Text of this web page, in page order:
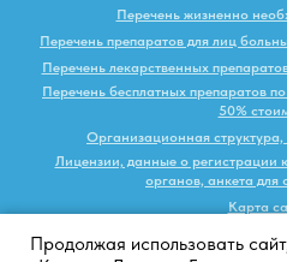
Продолжая использовать
Перечень жизненно
Перечень препаратов для лиц
Перечень лекарственных
Перечень бесплатных препаратов
50%
Организационная структура,
Лицензии, данные о регистрации
органов, анкета для
Карта